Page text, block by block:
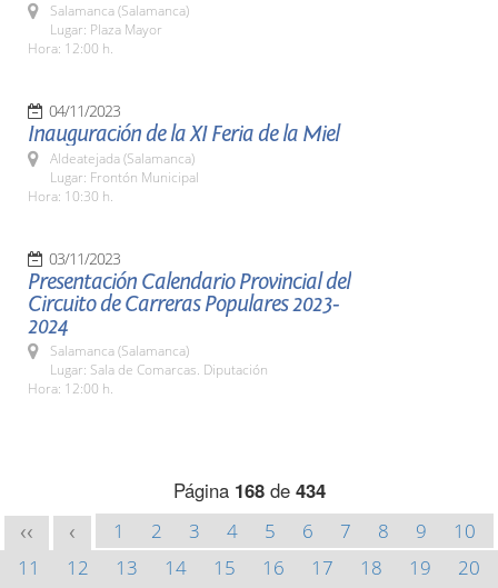
Salamanca (Salamanca)
Lugar: Plaza Mayor
Hora: 12:00 h.
04/11/2023
Inauguración de la XI Feria de la Miel
Aldeatejada (Salamanca)
Lugar: Frontón Municipal
Hora: 10:30 h.
03/11/2023
Presentación Calendario Provincial del
Circuito de Carreras Populares 2023-
2024
Salamanca (Salamanca)
Lugar: Sala de Comarcas. Diputación
Hora: 12:00 h.
Página 168de 434
<< < 1 2 3 4 5 6 7 8 9
10
11
12 13 14 15 16 17 18 19
20